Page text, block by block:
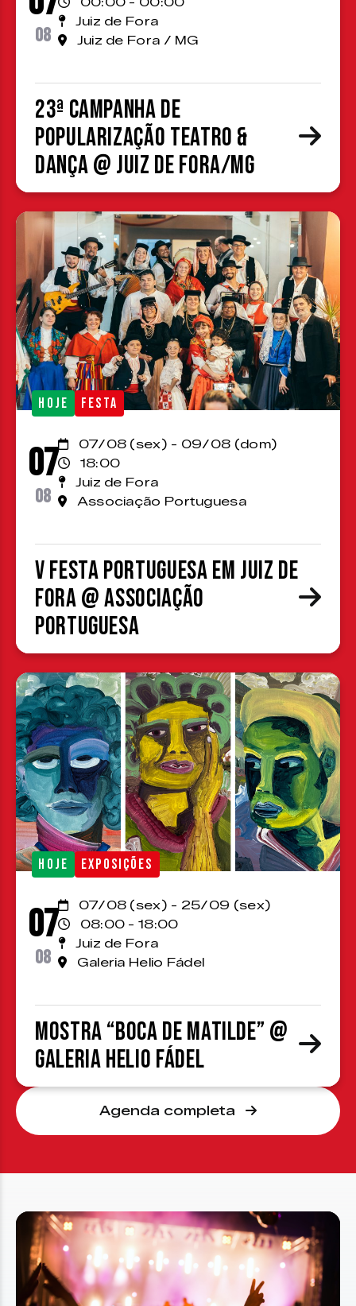
08
Juiz de Fora
Juiz de Fora / MG
23ª Campanha de
Popularização Teatro &
Dança @ Juiz de Fora/MG
HOJE FESTA
07
08
07/08 (sex) - 09/08 (dom)
18:00
Juiz de Fora
Associação Portuguesa
V Festa Portuguesa em Juiz de
Fora @ Associação
Portuguesa
HOJE EXPOSIÇÕES
07
08
07/08 (sex) - 25/09 (sex)
08:00 - 18:00
Juiz de Fora
Galeria Helio Fádel
Mostra “Boca de Matilde” @
Galeria Helio Fádel
Agenda completa